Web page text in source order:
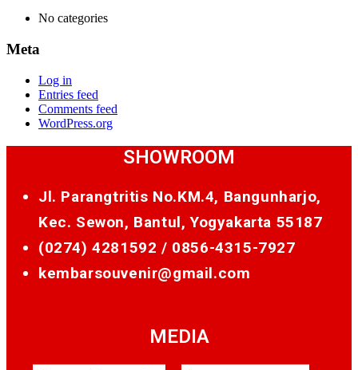
No categories
Meta
Log in
Entries feed
Comments feed
WordPress.org
SHOWROOM
Jl. Parangtritis No.KM.4, Bangunharjo,
Kec. Sewon, Bantul, Yogyakarta 55187
(0274) 4281592 / 0856-4315-7927
kembarsouvenir@gmail.com
MEDIA